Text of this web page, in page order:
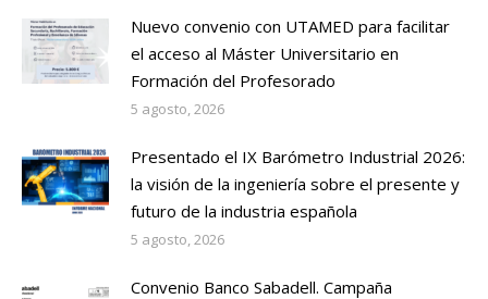
Nuevo convenio con UTAMED para facilitar
el acceso al Máster Universitario en
Formación del Profesorado
5 agosto, 2026
Presentado el IX Barómetro Industrial 2026:
la visión de la ingeniería sobre el presente y
futuro de la industria española
5 agosto, 2026
Convenio Banco Sabadell. Campaña